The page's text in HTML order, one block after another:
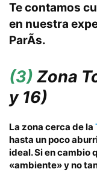
Te contamos
en nuestra
ParÃ­s.
(3) Zona
y 16)
La zona cerca de la
hasta un poco
ideal. Si en cambio
«ambiente» y no